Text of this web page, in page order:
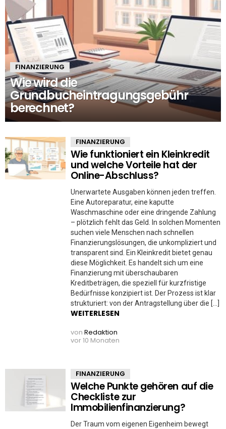
FINANZIERUNG
Wie wird die
Grundbucheintragungsgebühr
berechnet?
FINANZIERUNG
Wie funktioniert ein Kleinkredit
und welche Vorteile hat der
Online-Abschluss?
Unerwartete Ausgaben können jeden treffen.
Eine Autoreparatur, eine kaputte
Waschmaschine oder eine dringende Zahlung
– plötzlich fehlt das Geld. In solchen Momenten
suchen viele Menschen nach schnellen
Finanzierungslösungen, die unkompliziert und
transparent sind. Ein Kleinkredit bietet genau
diese Möglichkeit. Es handelt sich um eine
Finanzierung mit überschaubaren
Kreditbeträgen, die speziell für kurzfristige
Bedürfnisse konzipiert ist. Der Prozess ist klar
strukturiert: von der Antragstellung über die […]
WEITERLESEN
von Redaktion
vor 10 Monaten
FINANZIERUNG
Welche Punkte gehören auf die
Checkliste zur
Immobilienfinanzierung?
Der Traum vom eigenen Eigenheim bewegt